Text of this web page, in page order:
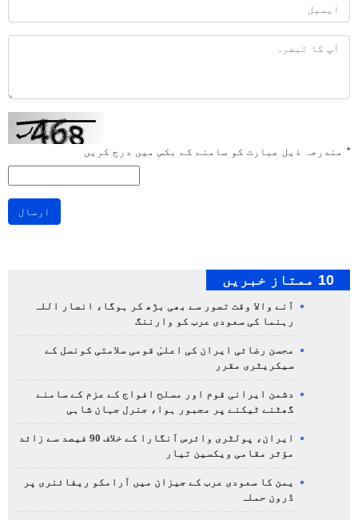
* مندرجہ ذیل عبارت کو سامنے کے بکس میں درج کریں
ارسال
10 ممتاز خبریں
آنے والا وقت تصور سے بھی بڑھ کر ہوگا، انصار اللہ
رہنما کی سعودی عرب کو وارننگ
محسن رضائی ایران کی اعلیٰ قومی سلامتی کونسل کے
سیکریٹری مقرر
دشمن ایرانی قوم اور مسلح افواج کے عزم کے سامنے
گھٹنے ٹیکنے پر مجبور ہوا، جنرل جہان شاہی
ایران، پولٹری وائرس آنگارا کے خلاف 90 فیصد سے زائد
مؤثر مقامی ویکسین تیار
یمن کا سعودی عرب کے جیزان میں آرامکو ریفائنری پر
ڈرون حملہ